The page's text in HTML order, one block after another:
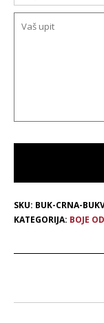
SKU: BUK-CRNA-
KATEGORIJA: BOJE